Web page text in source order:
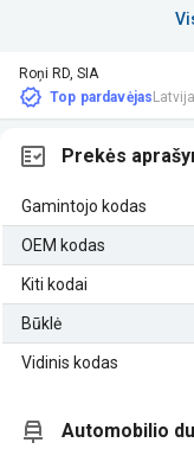
Roņi RD, SIA
Top pardavėjasLatvija
Prekės
Gamintojo kodas
OEM kodas
Kiti kodai
Būklė
Vidinis kodas
Automobilio